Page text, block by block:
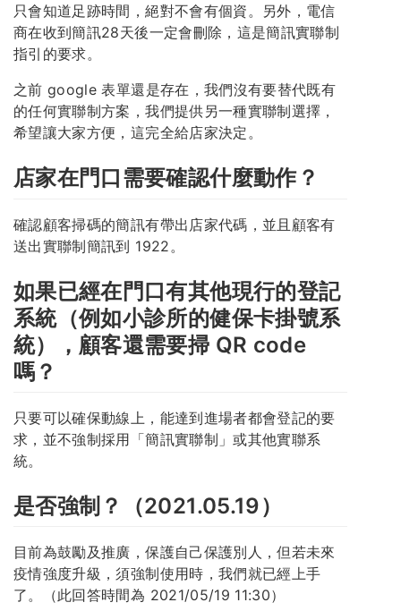
只會知道足跡時間，絕對不會有個資。另外，電信
商在收到簡訊28天後一定會刪除，這是簡訊實聯制
指引的要求。
之前 google 表單還是存在，我們沒有要替代既有
的任何實聯制方案，我們提供另一種實聯制選擇，
希望讓大家方便，這完全給店家決定。
店家在門口需要確認什麼動作？
確認顧客掃碼的簡訊有帶出店家代碼，並且顧客有
送出實聯制簡訊到 1922。
如果已經在門口有其他現行的登記
系統（例如小診所的健保卡掛號系
統），顧客還需要掃 QR code
嗎？
只要可以確保動線上，能達到進場者都會登記的要
求，並不強制採用「簡訊實聯制」或其他實聯系
統。
是否強制？（2021.05.19）
目前為鼓勵及推廣，保護自己保護別人，但若未來
疫情強度升級，須強制使用時，我們就已經上手
了。（此回答時間為 2021/05/19 11:30）